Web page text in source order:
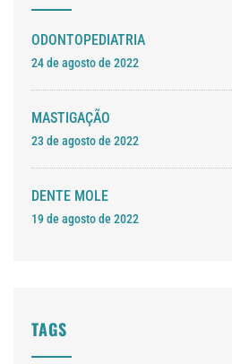
ODONTOPEDIATRIA
24 de agosto de 2022
MASTIGAÇÃO
23 de agosto de 2022
DENTE MOLE
19 de agosto de 2022
TAGS